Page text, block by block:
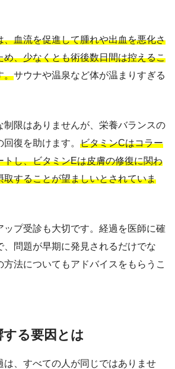
、血流を促進して腫れや出血を悪化さ
め、少なくとも術後数日間は控えるこ
。サウナや温泉など体が温まりすぎる
制限はありませんが、栄養バランスの
復を助けます。 ビタミンCはコラー
トし、ビタミンEは皮膚の修復に関わ
取することが望ましいとされていま
ップ受診も大切です。経過を医師に確
、問題が早期に発見されるだけでな
方法についてもアドバイスをもらうこ
する要因とは
は、すべての人が同じではありませ